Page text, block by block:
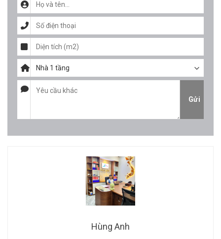
Hùng Anh